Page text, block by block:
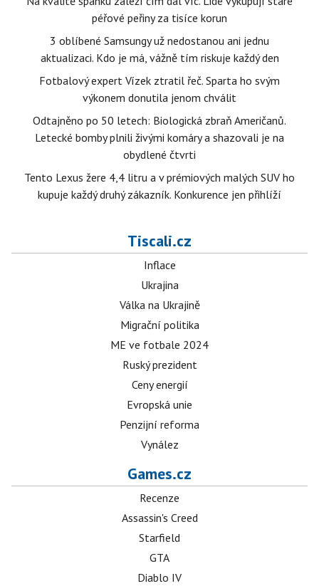
péřové peřiny za tisíce korun
3 oblíbené Samsungy už nedostanou ani jednu
aktualizaci. Kdo je má, vážně tím riskuje každý den
Fotbalový expert Vízek ztratil řeč. Sparta ho svým
výkonem donutila jenom chválit
Odtajněno po 50 letech: Biologická zbraň Američanů.
Letecké bomby plnili živými komáry a shazovali je na
obydlené čtvrti
Tento Lexus žere 4,4 litru a v prémiových malých SUV ho
kupuje každý druhý zákazník. Konkurence jen přihlíží
Tiscali.cz
Inflace
Ukrajina
Válka na Ukrajině
Migrační politika
ME ve fotbale 2024
Ruský prezident
Ceny energií
Evropská unie
Penzijní reforma
Vynález
Games.cz
Recenze
Assassin's Creed
Starfield
GTA
Diablo IV